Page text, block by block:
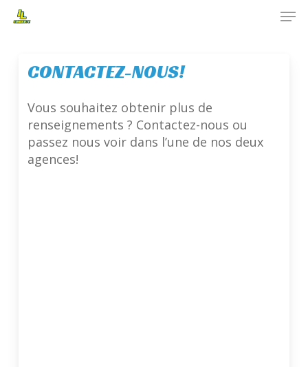
Skip
CONTACTEZ-NOUS!
Vous souhaitez obtenir plus de
renseignements ? Contactez-nous ou
passez nous voir dans l’une de nos deux
agences!